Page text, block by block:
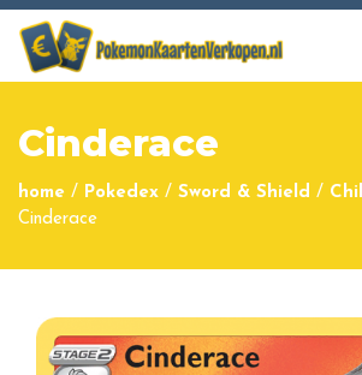
Cinderace
home / Pokedex / Sword & Shield /
Cinderace